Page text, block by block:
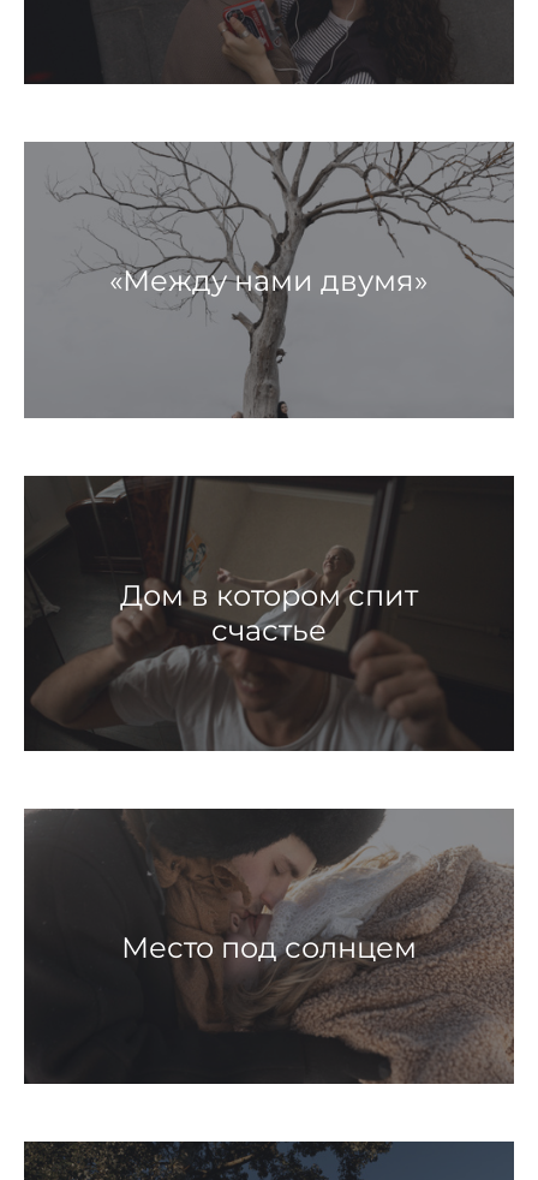
«Между нами двумя»
Дом в котором спит
счастье
Место под солнцем